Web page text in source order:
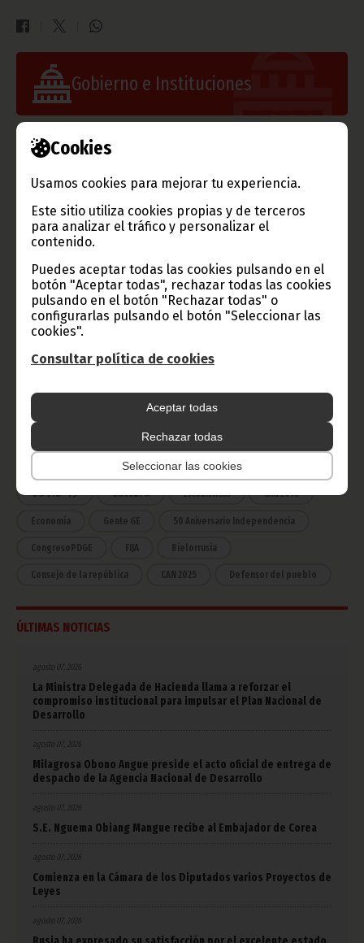
Cookies
Usamos cookies para mejorar tu experiencia.
Este sitio utiliza cookies propias y de terceros
para analizar el tráfico y personalizar el
contenido.
Puedes aceptar todas las cookies pulsando en el
botón "Aceptar todas", rechazar todas las cookies
pulsando en el botón "Rechazar todas" o
configurarlas pulsando el botón "Seleccionar las
cookies".
Consultar política de cookies
Aceptar todas
Rechazar todas
Seleccionar las cookies
Gobierno e Instituciones
TVGE
Radio Nacional de Guinea
Ecuatorial
Haz click aquí para escuchar ahora
CATEGORÍAS
Noticias
África
Deportes Vicepresidencia
COVID-19 Cultura Estadísticas CAN 2015
Economía Gente GE 50 Aniversario Independencia
CongresoPDGE FIJA Bielorrusia
Consejo de la república CAN 2025 Defensor del pueblo
ÚLTIMAS NOTICIAS
agosto 07, 2026
La Ministra Delegada de Hacienda llama a reforzar el
compromiso institucional para impulsar el Plan Nacional de
Desarrollo
agosto 07, 2026
Milagrosa Obono Angue preside el acto oficial de entrega de
despacho de la Agencia Nacional de Desarrollo
agosto 07, 2026
S.E. Nguema Obiang Mangue recibe al Embajador de Corea
agosto 07, 2026
Comienza en la Cámara de los Diputados varios Proyectos de
Leyes
agosto 07, 2026